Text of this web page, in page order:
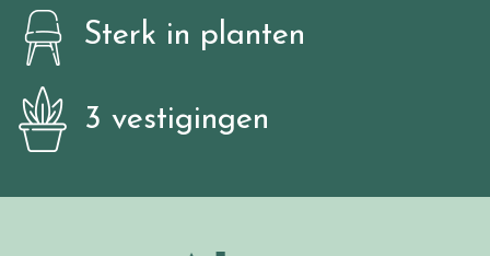
Sterk in planten
3 vestigingen